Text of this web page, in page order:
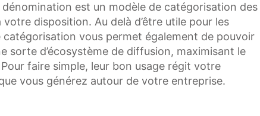
est un modèle de catégorisation des
disposition. Au delà d’être utile pour les
vous permet également de pouvoir
sorte d’écosystème de diffusion, maximisant le
faire simple, leur bon usage régit votre
vous générez autour de votre entreprise.